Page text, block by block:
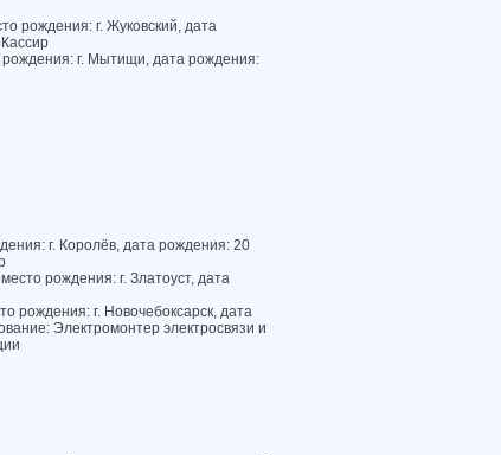
рождения: г. Жуковский, дата
г. Мытищи, дата рождения:
г. Королёв, дата рождения: 20
рождения: г. Златоуст, дата
рождения: г. Новочебоксарск, дата
Электромонтер электросвязи и